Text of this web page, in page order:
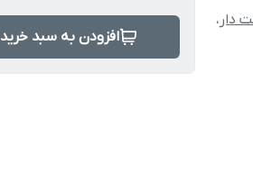
دار ،
افزودن به سبد خرید